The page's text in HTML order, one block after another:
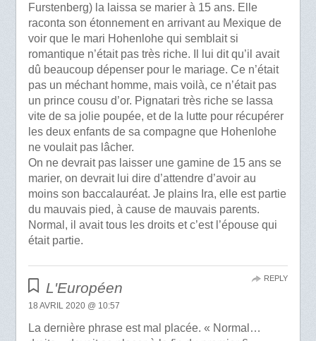
Furstenberg) la laissa se marier à 15 ans. Elle
raconta son étonnement en arrivant au Mexique de
voir que le mari Hohenlohe qui semblait si
romantique n’était pas très riche. Il lui dit qu’il avait
dû beaucoup dépenser pour le mariage. Ce n’était
pas un méchant homme, mais voilà, ce n’était pas
un prince cousu d’or. Pignatari très riche se lassa
vite de sa jolie poupée, et de la lutte pour récupérer
les deux enfants de sa compagne que Hohenlohe
ne voulait pas lâcher.
On ne devrait pas laisser une gamine de 15 ans se
marier, on devrait lui dire d’attendre d’avoir au
moins son baccalauréat. Je plains Ira, elle est partie
du mauvais pied, à cause de mauvais parents.
Normal, il avait tous les droits et c’est l’épouse qui
était partie.
L'Européen
18 AVRIL 2020 @ 10:57
La dernière phrase est mal placée. « Normal…
REPLY